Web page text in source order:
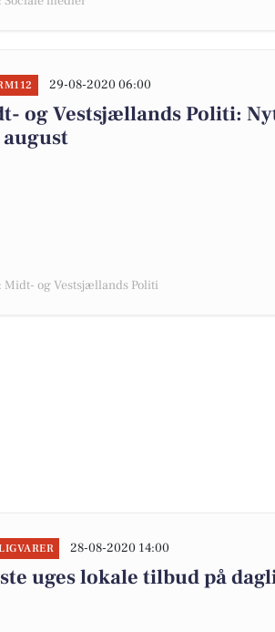
29-08-2020 06:00
og Vestsjællands Politi:
august
Midt- og Vestsjællands Politi
28-08-2020 14:00
uges lokale tilbud på